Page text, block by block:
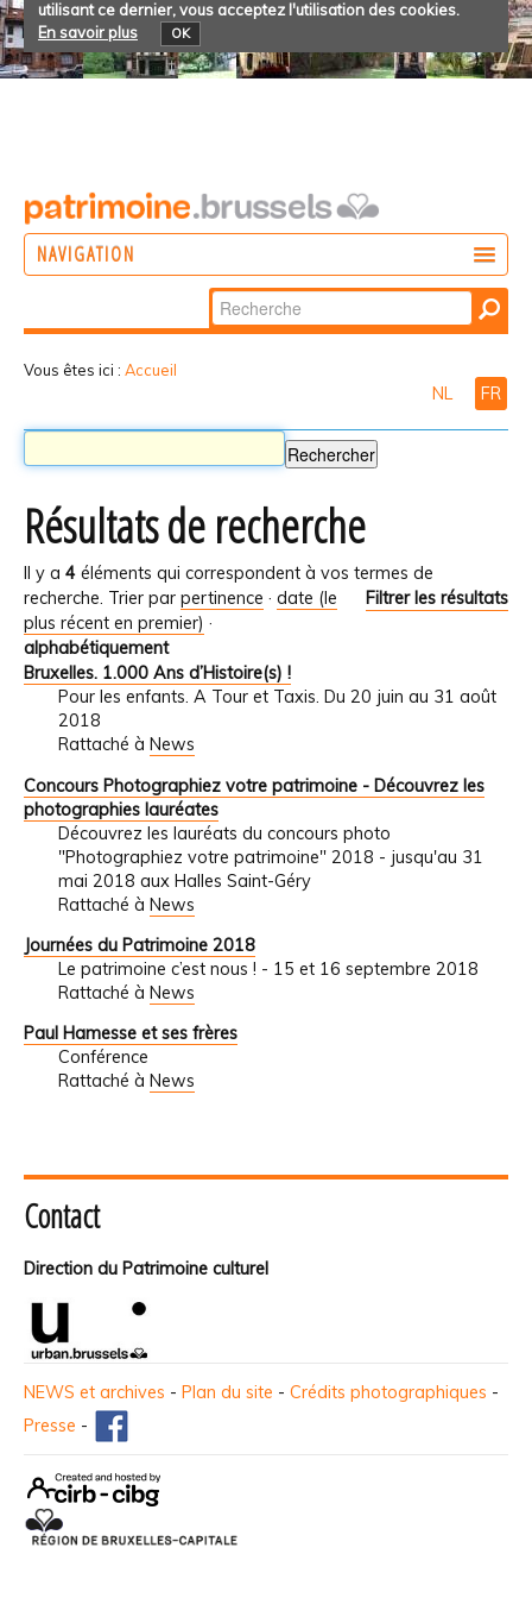
utilisant ce dernier, vous acceptez l'utilisation des cookies.
En savoir plus
OK
NAVIGATION
Chercher par
Recherche
Vous êtes ici : Accueil
NL FR
Résultats de recherche
Il y a 4 éléments qui correspondent à vos termes de
recherche.
Filtrer les résultats
Trier par pertinence · date (le
plus récent en premier) ·
alphabétiquement
Bruxelles. 1.000 Ans d’Histoire(s) !
Pour les enfants. A Tour et Taxis. Du 20 juin au 31 août
2018
Rattaché à News
Concours Photographiez votre patrimoine - Découvrez les
photographies lauréates
Découvrez les lauréats du concours photo
"Photographiez votre patrimoine" 2018 - jusqu'au 31
mai 2018 aux Halles Saint-Géry
Rattaché à News
Journées du Patrimoine 2018
Le patrimoine c’est nous ! - 15 et 16 septembre 2018
Rattaché à News
Paul Hamesse et ses frères
Conférence
Rattaché à News
Contact
Direction du Patrimoine culturel
NEWS et archives - Plan du site - Crédits photographiques -
Presse -